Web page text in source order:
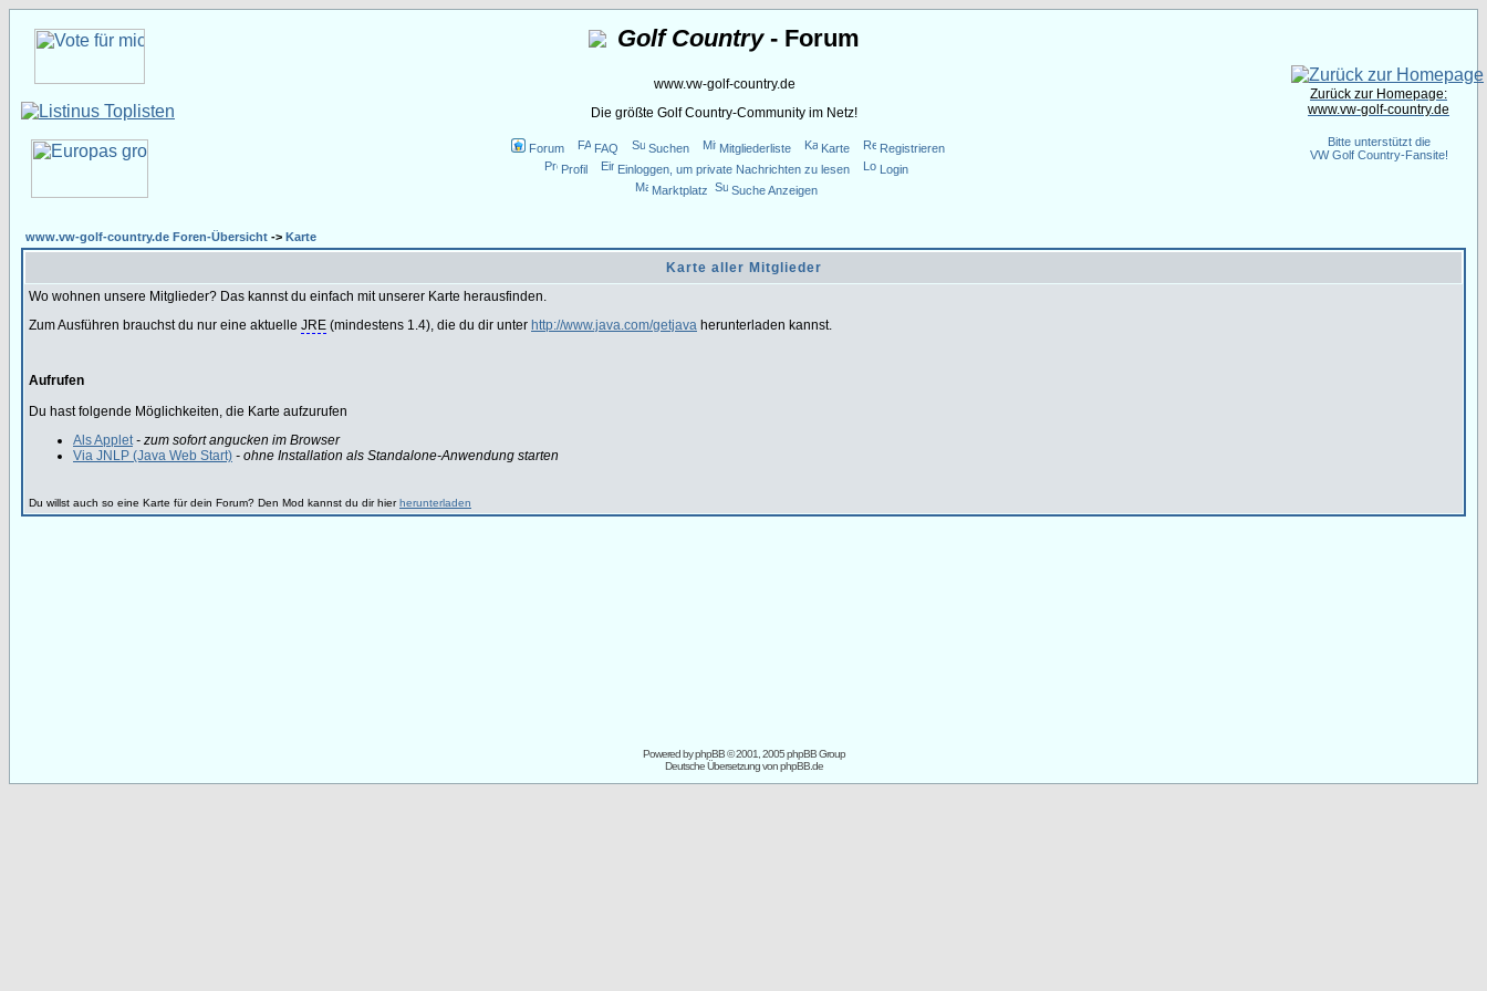
Golf Country- Forum
www.vw-golf-country.de
Die größte Golf Country-Community im Netz!
Forum FAQ Suchen Mitgliederliste Karte
Registrieren
Profil
Einloggen, um private Nachrichten zu lesen
Login
Marktplatz
Suche Anzeigen
Zurück zur Homepage:
www.vw-golf-country.de
Bitte unterstützt die
VW Golf Country-Fansite!
www.vw-golf-country.de Foren-Übersicht -> Karte
Karte aller Mitglieder
Wo wohnen unsere Mitglieder? Das kannst du einfach mit unserer Karte herausfinden.
Zum Ausführen brauchst du nur eine aktuelle JRE (mindestens 1.4), die du dir unter http://www.java.com/getjava herunterladen kannst.
Aufrufen
Du hast folgende Möglichkeiten, die Karte aufzurufen
Als Applet- zum sofort angucken im Browser
Via JNLP (Java Web Start) - ohne Installation als Standalone-Anwendung starten
Du willst auch so eine Karte für dein Forum? Den Mod kannst du dir hierherunterladen
Powered byphpBB© 2001, 2005 phpBB Group
Deutsche Übersetzung vonphpBB.de